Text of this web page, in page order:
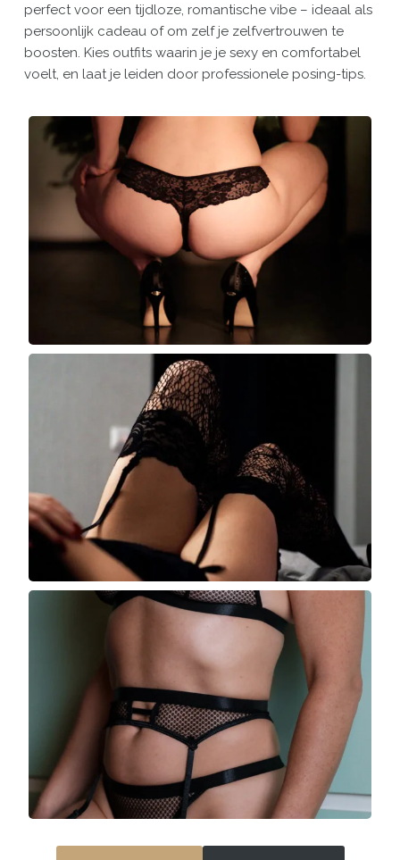
perfect voor een tijdloze, romantische vibe – ideaal als
persoonlijk cadeau of om zelf je zelfvertrouwen te
boosten. Kies outfits waarin je je sexy en comfortabel
voelt, en laat je leiden door professionele posing-tips.